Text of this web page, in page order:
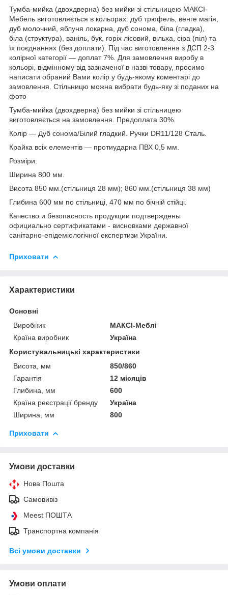
Тумба-мийка (двохдверна) без мийки зі стільницею МАКСІ-
Мебель виготовляється в кольорах: дуб трюфель, венге магія,
дуб молочний, яблуня локарна, дуб сонома, біла (гладка),
біла (структура), ваніль, бук, горіх лісовий, вільха, сіра (піл) та
їх поєднаннях (без доплати). Під час виготовлення з ДСП 2-3
колірної категорії — доплат 7%. Для замовлення виробу в
кольорі, відмінному від зазначеної в назві товару, просимо
написати обраний Вами колір у будь-якому коментарі до
замовлення. Стільницю можна вибрати будь-яку зі поданих на
фото
Тумба-мийка (двохдверна) без мийки зі стільницею
виготовляється на замовлення. Предоплата 30%.
Колір — Дуб сонома/Білий гладкий. Ручки DR11/128 Сталь.
Крайка всіх елементів — протиударна ПВХ 0,5 мм.
Розміри:
Ширина 800 мм.
Висота 850 мм.(стільниця 28 мм); 860 мм.(стільниця 38 мм)
Глибина 600 мм по стільниці, 470 мм по бічній стійці.
Качество и безопасность продукции подтверждены
официально сертификатами - висновками державної
санітарно-епідеміологічної експертизи України.
Приховати
Характеристики
Основні
Виробник
МАКСІ-Меблі
Країна виробник
Україна
Користувальницькі характеристики
Висота, мм
850/860
Гарантія
12 місяців
Глибина, мм
600
Країна реєстрації бренду
Україна
Ширина, мм
800
Приховати
Умови доставки
Нова Пошта
Самовивіз
Meest ПОШТА
Транспортна компанія
Всі умови доставки
Умови оплати